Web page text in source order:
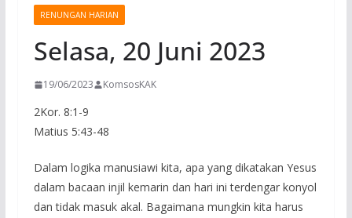
RENUNGAN HARIAN
Selasa, 20 Juni 2023
19/06/2023 KomsosKAK
2Kor. 8:1-9
Matius 5:43-48
Dalam logika manusiawi kita, apa yang dikatakan Yesus
dalam bacaan injil kemarin dan hari ini terdengar konyol
dan tidak masuk akal. Bagaimana mungkin kita harus